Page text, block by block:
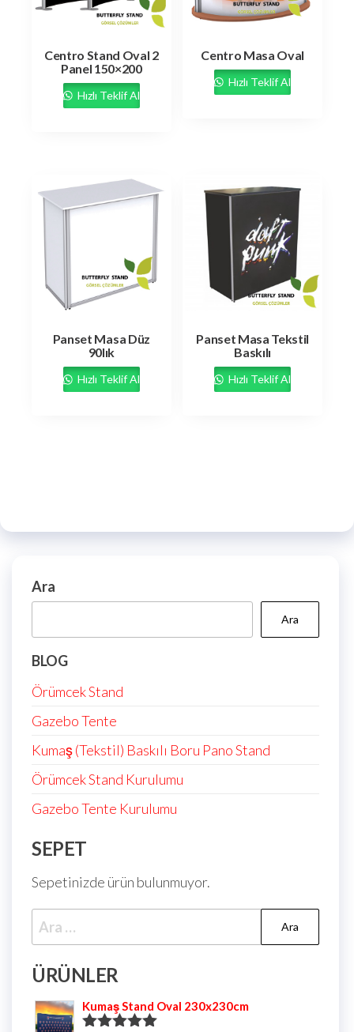
Centro Stand Oval 2
Panel 150×200
Hızlı Teklif Al
Centro Masa Oval
Hızlı Teklif Al
Panset Masa Düz
90lık
Hızlı Teklif Al
Panset Masa Tekstil
Baskılı
Hızlı Teklif Al
Ara
Ara
BLOG
Örümcek Stand
Gazebo Tente
Kumaş (Tekstil) Baskılı Boru Pano Stand
Örümcek Stand Kurulumu
Gazebo Tente Kurulumu
SEPET
Sepetinizde ürün bulunmuyor.
ÜRÜNLER
Kumaş Stand Oval 230x230cm